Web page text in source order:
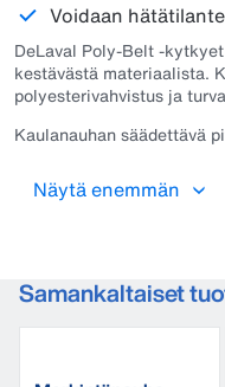
Voidaan
DeLaval Poly-Belt -
kestävästä materiaalista.
polyesterivahvistus ja
Kaulanauhan säädettävä
Näytä enemmän
Samankaltaiset